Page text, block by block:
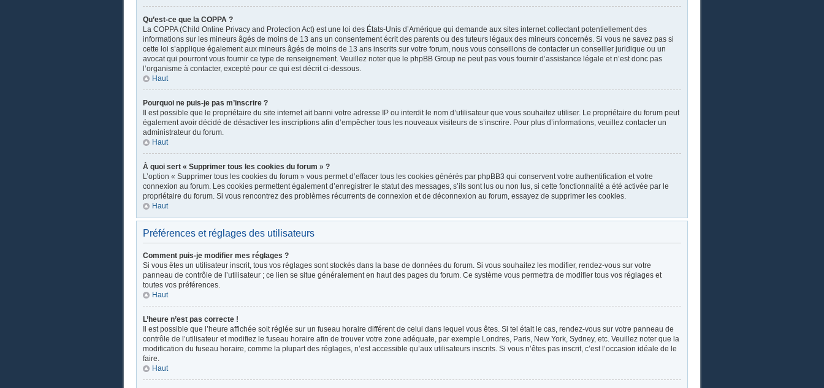
Qu’est-ce que la COPPA ?
La COPPA (Child Online Privacy and Protection Act) est une loi des États-Unis d’Amérique qui demande aux sites internet collectant potentiellement des
informations sur les mineurs âgés de moins de 13 ans un consentement écrit des parents ou des tuteurs légaux des mineurs concernés. Si vous ne savez pas si
cette loi s’applique également aux mineurs âgés de moins de 13 ans inscrits sur votre forum, nous vous conseillons de contacter un conseiller juridique ou un
avocat qui pourront vous fournir ce type de renseignement. Veuillez noter que le phpBB Group ne peut pas vous fournir d’assistance légale et n’est donc pas
l’organisme à contacter, excepté pour ce qui est décrit ci-dessous.
Haut
Pourquoi ne puis-je pas m’inscrire ?
Il est possible que le propriétaire du site internet ait banni votre adresse IP ou interdit le nom d’utilisateur que vous souhaitez utiliser. Le propriétaire du forum peut
également avoir décidé de désactiver les inscriptions afin d’empêcher tous les nouveaux visiteurs de s’inscrire. Pour plus d’informations, veuillez contacter un
administrateur du forum.
Haut
À quoi sert « Supprimer tous les cookies du forum » ?
L’option « Supprimer tous les cookies du forum » vous permet d’effacer tous les cookies générés par phpBB3 qui conservent votre authentification et votre
connexion au forum. Les cookies permettent également d’enregistrer le statut des messages, s’ils sont lus ou non lus, si cette fonctionnalité a été activée par le
propriétaire du forum. Si vous rencontrez des problèmes récurrents de connexion et de déconnexion au forum, essayez de supprimer les cookies.
Haut
Préférences et réglages des utilisateurs
Comment puis-je modifier mes réglages ?
Si vous êtes un utilisateur inscrit, tous vos réglages sont stockés dans la base de données du forum. Si vous souhaitez les modifier, rendez-vous sur votre
panneau de contrôle de l’utilisateur ; ce lien se situe généralement en haut des pages du forum. Ce système vous permettra de modifier tous vos réglages et
toutes vos préférences.
Haut
L’heure n’est pas correcte !
Il est possible que l’heure affichée soit réglée sur un fuseau horaire différent de celui dans lequel vous êtes. Si tel était le cas, rendez-vous sur votre panneau de
contrôle de l’utilisateur et modifiez le fuseau horaire afin de trouver votre zone adéquate, par exemple Londres, Paris, New York, Sydney, etc. Veuillez noter que la
modification du fuseau horaire, comme la plupart des réglages, n’est accessible qu’aux utilisateurs inscrits. Si vous n’êtes pas inscrit, c’est l’occasion idéale de le
faire.
Haut